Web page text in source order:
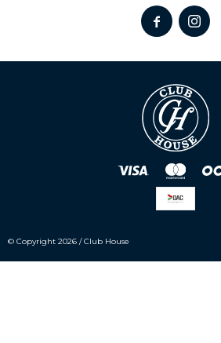
 
© Copyright 2026 / Club House